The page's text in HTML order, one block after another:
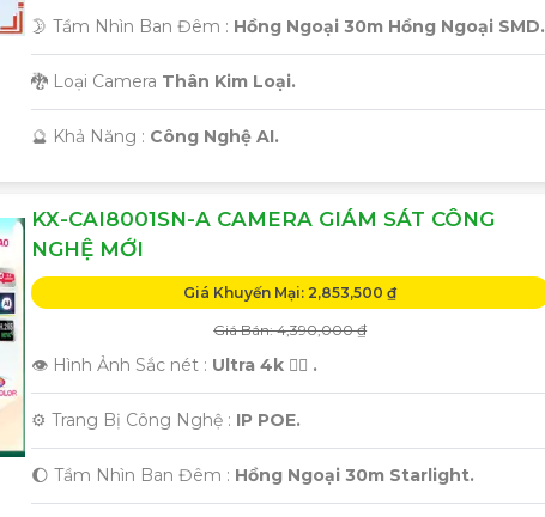
🌛 Tầm Nhìn Ban Đêm : Hồng Ngoại 30m Hồng Ngoại SMD.
🐉️ Loại Camera Thân Kim Loại.
️🔮 Khả Năng : Công Nghệ AI.
KX-CAI8001SN-A CAMERA GIÁM SÁT CÔNG
NGHỆ MỚI
Giá Khuyến Mại: 2,853,500 ₫
Giá Bán: 4,390,000 ₫
👁 Hình Ảnh Sắc nét : Ultra 4k 👍🏾 .
⚙ Trang Bị Công Nghệ : IP POE.
🌔 Tầm Nhìn Ban Đêm : Hồng Ngoại 30m Starlight.